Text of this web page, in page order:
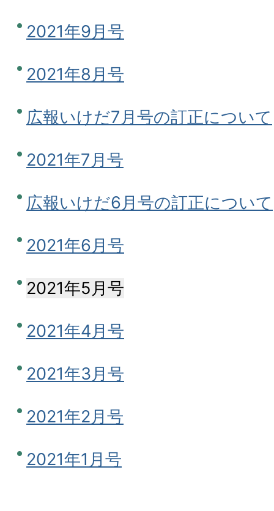
2021年9月号
2021年8月号
広報いけだ7月号の訂正について
2021年7月号
広報いけだ6月号の訂正について
2021年6月号
2021年5月号
2021年4月号
2021年3月号
2021年2月号
2021年1月号